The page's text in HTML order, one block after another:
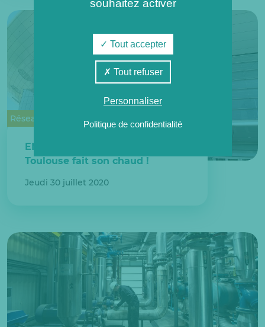
Réseaux de chaleur urbains
ENERIANCE : Le Zénith de
Toulouse fait son chaud !
Jeudi 30 juillet 2020
souhaitez activer
Tout accepter
Tout refuser
Personnaliser
Politique de confidentialité